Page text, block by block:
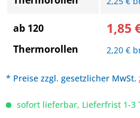
ab 120
Thermorollen
1,85
2,20 €
* Preise zzgl. gesetzlicher MwSt.
sofort lieferbar, Lieferfrist 1-3